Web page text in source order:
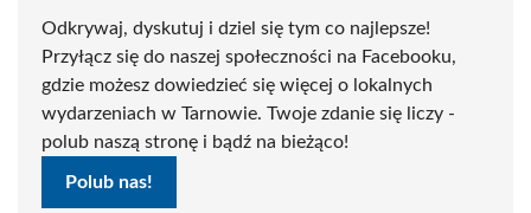
Odkrywaj, dyskutuj i dziel się tym co najlepsze!
Przyłącz się do naszej społeczności na Facebooku,
gdzie możesz dowiedzieć się więcej o lokalnych
wydarzeniach w Tarnowie. Twoje zdanie się liczy -
polub naszą stronę i bądź na bieżąco!
Polub nas!